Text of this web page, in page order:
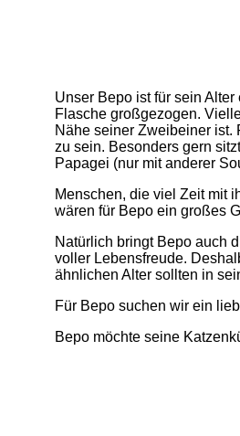
Unser Bepo ist für sein
Flasche großgezogen.
Nähe seiner Zweibeiner ist.
zu sein. Besonders gern
Papagei (nur mit anderer
Menschen, die viel Zeit mit
wären für Bepo ein großes
Natürlich bringt Bepo auch
voller Lebensfreude.
ähnlichen Alter sollten in
Für Bepo suchen wir ein
Bepo möchte seine